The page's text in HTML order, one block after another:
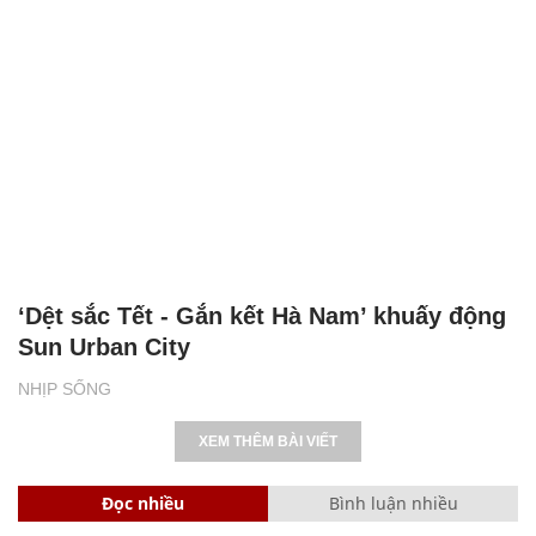
NHỊP SỐNG
‘Dệt sắc Tết - Gắn kết Hà Nam’ khuấy động
Sun Urban City
XEM THÊM BÀI VIẾT
Đọc nhiều Bình luận nhiều